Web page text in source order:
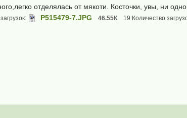
отделялась от мякоти. Косточки, увы, ни
P515479-7.JPG 46.55К 19 Количество